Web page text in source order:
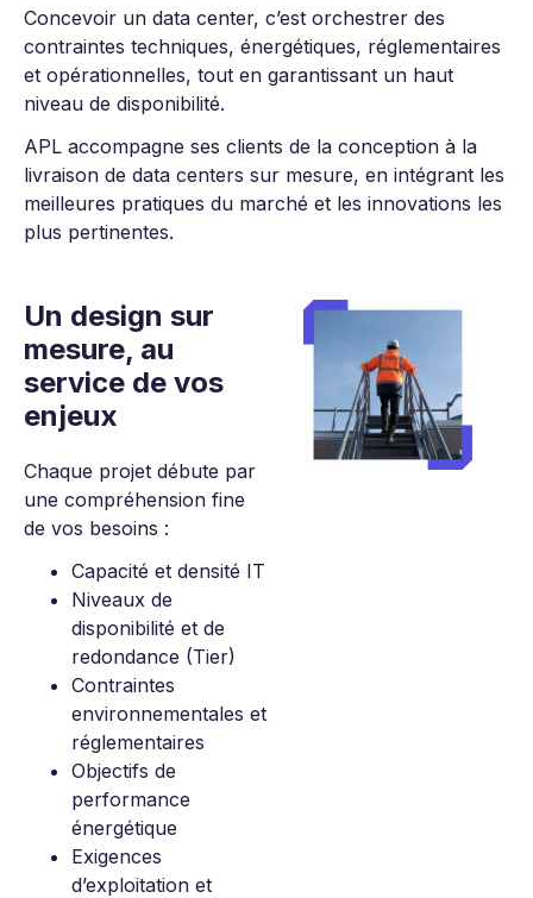
Concevoir un data center, c’est orchestrer des
contraintes techniques, énergétiques, réglementaires
et opérationnelles, tout en garantissant un haut
niveau de disponibilité.
APL accompagne ses clients de la conception à la
livraison de data centers sur mesure, en intégrant les
meilleures pratiques du marché et les innovations les
plus pertinentes.
Un design sur
mesure, au
service de vos
enjeux
Chaque projet débute par
une compréhension fine
de vos besoins :
Capacité et densité IT
Niveaux de
disponibilité et de
redondance (Tier)
Contraintes
environnementales et
réglementaires
Objectifs de
performance
énergétique
Exigences
d’exploitation et